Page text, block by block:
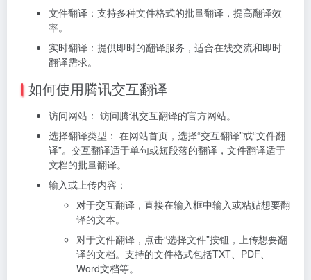
文件翻译：支持多种文件格式的批量翻译，提高翻译效
率。
实时翻译：提供即时的翻译服务，适合在线交流和即时
翻译需求。
如何使用腾讯交互翻译
访问网站： 访问腾讯交互翻译的官方网站。
选择翻译类型： 在网站首页，选择“交互翻译”或“文件翻
译”。交互翻译适于单句或短段落的翻译，文件翻译适于
文档的批量翻译。
输入或上传内容：
对于交互翻译，直接在输入框中输入或粘贴想要翻
译的文本。
对于文件翻译，点击“选择文件”按钮，上传想要翻
译的文档。支持的文件格式包括TXT、PDF、
Word文档等。